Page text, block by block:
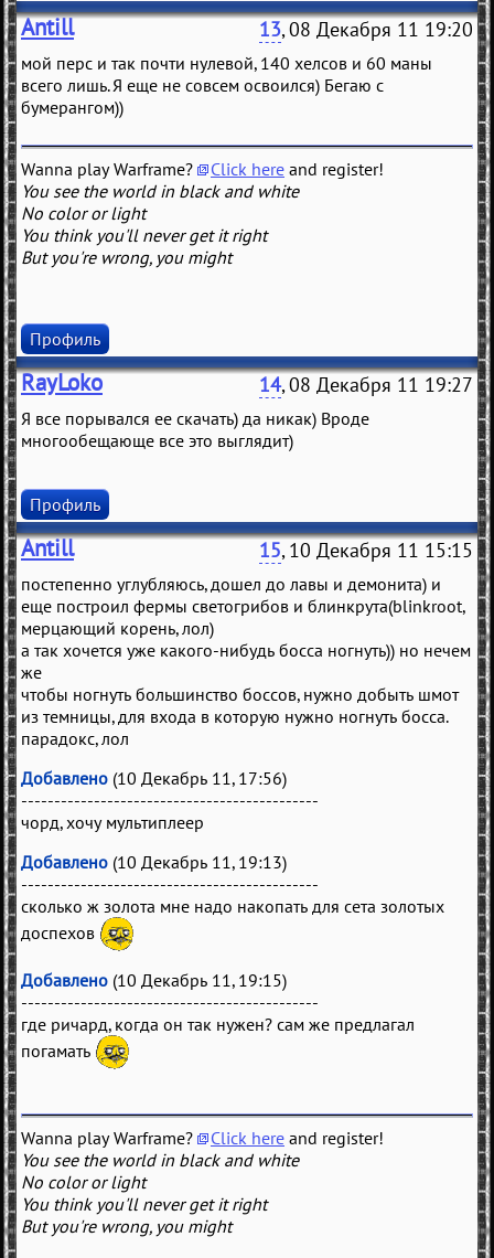
Antill 13, 08 Декабря 11 19:20
мой перс и так почти нулевой, 140 хелсов и 60 маны
всего лишь. Я еще не совсем освоился) Бегаю с
бумерангом))
Wanna play Warframe? Click here and register!
You see the world in black and white
No color or light
You think you'll never get it right
But you're wrong, you might
Профиль
RayLoko 14, 08 Декабря 11 19:27
Я все порывался ее скачать) да никак) Вроде
многообещающе все это выглядит)
Профиль
Antill 15, 10 Декабря 11 15:15
постепенно углубляюсь, дошел до лавы и демонита) и
еще построил фермы светогрибов и блинкрута(blinkroot,
мерцающий корень, лол)
а так хочется уже какого-нибудь босса ногнуть)) но нечем
же
чтобы ногнуть большинство боссов, нужно добыть шмот
из темницы, для входа в которую нужно ногнуть босса.
парадокс, лол
Добавлено (10 Декабрь 11, 17:56)
---------------------------------------------
чорд, хочу мультиплеер
Добавлено (10 Декабрь 11, 19:13)
---------------------------------------------
сколько ж золота мне надо накопать для сета золотых
доспехов
Добавлено (10 Декабрь 11, 19:15)
---------------------------------------------
где ричард, когда он так нужен? сам же предлагал
погамать
Wanna play Warframe? Click here and register!
You see the world in black and white
No color or light
You think you'll never get it right
But you're wrong, you might